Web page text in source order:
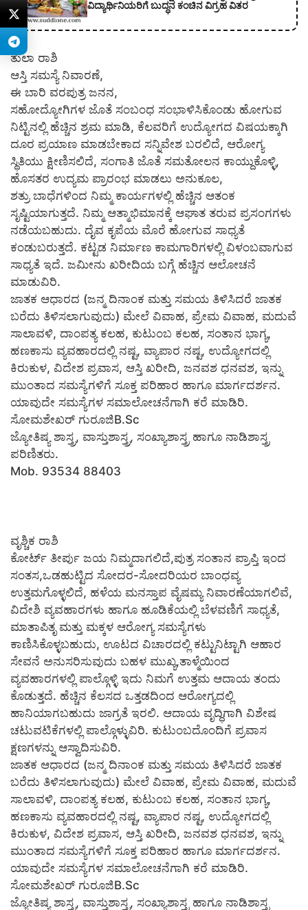
ವಿದ್ಯಾರ್ಥಿನಿಯರಿಗೆ ಬುದ್ಧನ ಕಂಚಿನ ವಿಗ್ರಹ ವಿತರ
ತುಲಾ ರಾಶಿ
ಆಸ್ತಿ ಸಮಸ್ಯೆ ನಿವಾರಣೆ,
ಈ ಬಾರಿ ವರಪುತ್ರ ಜನನ,
ಸಹೋದ್ಯೋಗಿಗಳ ಜೊತೆ ಸಂಬಂಧ ಸಂಭಾಳಿಸಿಕೊಂಡು ಹೋಗುವ
ನಿಟ್ಟಿನಲ್ಲಿ ಹೆಚ್ಚಿನ ಶ್ರಮ ಮಾಡಿ, ಕೆಲವರಿಗೆ ಉದ್ಯೋಗದ ವಿಷಯಕ್ಕಾಗಿ
ದೂರ ಪ್ರಯಾಣ ಮಾಡಬೇಕಾದ ಸನ್ನಿವೇಶ ಬರಲಿದೆ, ಆರೋಗ್ಯ
ಸ್ಥಿತಿಯು ಕ್ಷೀಣಿಸಲಿದೆ, ಸಂಗಾತಿ ಜೊತೆ ಸಮತೋಲನ ಕಾಯ್ದುಕೊಳ್ಳಿ,
ಹೊಸತರ ಉದ್ಯಮ ಪ್ರಾರಂಭ ಮಾಡಲು ಅನುಕೂಲ,
ಶತ್ರು ಬಾಧೆಗಳಿಂದ ನಿಮ್ಮ ಕಾರ್ಯಗಳಲ್ಲಿ ಹೆಚ್ಚಿನ ಆತಂಕ
ಸೃಷ್ಟಿಯಾಗುತ್ತದೆ. ನಿಮ್ಮ ಆತ್ಮಾಭಿಮಾನಕ್ಕೆ ಆಘಾತ ತರುವ ಪ್ರಸಂಗಗಳು
ನಡೆಯಬಹುದು. ದೈವ ಕೃಪೆಯ ಮೊರೆ ಹೋಗುವ ಸಾಧ್ಯತೆ
ಕಂಡುಬರುತ್ತದೆ. ಕಟ್ಟಡ ನಿರ್ಮಾಣ ಕಾಮಗಾರಿಗಳಲ್ಲಿ ವಿಳಂಬವಾಗುವ
ಸಾಧ್ಯತೆ ಇದೆ. ಜಮೀನು ಖರೀದಿಯ ಬಗ್ಗೆ ಹೆಚ್ಚಿನ ಆಲೋಚನೆ
ಮಾಡುವಿರಿ.
ಜಾತಕ ಆಧಾರದ (ಜನ್ಮ ದಿನಾಂಕ ಮತ್ತು ಸಮಯ ತಿಳಿಸಿದರೆ ಜಾತಕ
ಬರೆದು ತಿಳಿಸಲಾಗುವುದು) ಮೇಲೆ ವಿವಾಹ, ಪ್ರೇಮ ವಿವಾಹ, ಮದುವೆ
ಸಾಲಾವಳಿ, ದಾಂಪತ್ಯ ಕಲಹ, ಕುಟುಂಬ ಕಲಹ, ಸಂತಾನ ಭಾಗ್ಯ,
ಹಣಕಾಸು ವ್ಯವಹಾರದಲ್ಲಿ ನಷ್ಟ, ವ್ಯಾಪಾರ ನಷ್ಟ, ಉದ್ಯೋಗದಲ್ಲಿ
ಕಿರುಕುಳ, ವಿದೇಶ ಪ್ರವಾಸ, ಆಸ್ತಿ ಖರೀದಿ, ಜನವಶ ಧನವಶ, ಇನ್ನು
ಮುಂತಾದ ಸಮಸ್ಯೆಗಳಿಗೆ ಸೂಕ್ತ ಪರಿಹಾರ ಹಾಗೂ ಮಾರ್ಗದರ್ಶನ.
ಯಾವುದೇ ಸಮಸ್ಯೆಗಳ ಸಮಾಲೋಚನೆಗಾಗಿ ಕರೆ ಮಾಡಿರಿ.
ಸೋಮಶೇಖರ್ ಗುರೂಜಿB.Sc
ಜ್ಯೋತಿಷ್ಯ ಶಾಸ್ತ್ರ, ವಾಸ್ತುಶಾಸ್ತ್ರ, ಸಂಖ್ಯಾಶಾಸ್ತ್ರ ಹಾಗೂ ನಾಡಿಶಾಸ್ತ್ರ
ಪರಿಣಿತರು.
Mob. 93534 88403
ವೃಶ್ಚಿಕ ರಾಶಿ
ಕೋರ್ಟ್ ತೀರ್ಪು ಜಯ ನಿಮ್ಮದಾಗಲಿದೆ,ಪುತ್ರ ಸಂತಾನ ಪ್ರಾಪ್ತಿ ಇಂದ
ಸಂತಸ,ಒಡಹುಟ್ಟಿದ ಸೋದರ-ಸೋದರಿಯರ ಬಾಂಧವ್ಯ
ಉತ್ತಮಗೊಳ್ಳಲಿದೆ, ಹಳೆಯ ಮನಸ್ತಾಪ ವೈಷಮ್ಯ ನಿವಾರಣೆಯಾಗಲಿವೆ,
ವಿದೇಶಿ ವ್ಯವಹಾರಗಳು ಹಾಗೂ ಹೂಡಿಕೆಯಲ್ಲಿ ಬೆಳವಣಿಗೆ ಸಾಧ್ಯತೆ,
ಮಾತಾಪಿತೃ ಮತ್ತು ಮಕ್ಕಳ ಆರೋಗ್ಯ ಸಮಸ್ಯೆಗಳು
ಕಾಣಿಸಿಕೊಳ್ಳಬಹುದು, ಊಟದ ವಿಚಾರದಲ್ಲಿ ಕಟ್ಟುನಿಟ್ಟಾಗಿ ಆಹಾರ
ಸೇವನೆ ಅನುಸರಿಸುವುದು ಬಹಳ ಮುಖ್ಯ,ತಾಳ್ಮೆಯಿಂದ
ವ್ಯವಹಾರಗಳಲ್ಲಿ ಪಾಲ್ಗೊಳ್ಳಿ ಇದು ನಿಮಗೆ ಉತ್ತಮ ಆದಾಯ ತಂದು
ಕೊಡುತ್ತದೆ. ಹೆಚ್ಚಿನ ಕೆಲಸದ ಒತ್ತಡದಿಂದ ಆರೋಗ್ಯದಲ್ಲಿ
ಹಾನಿಯಾಗಬಹುದು ಜಾಗ್ರತೆ ಇರಲಿ. ಆದಾಯ ವೃದ್ಧಿಗಾಗಿ ವಿಶೇಷ
ಚಟುವಟಿಕೆಗಳಲ್ಲಿ ಪಾಲ್ಗೊಳ್ಳುವಿರಿ. ಕುಟುಂಬದೊಂದಿಗೆ ಪ್ರವಾಸ
ಕ್ಷಣಗಳನ್ನು ಆಸ್ವಾದಿಸುವಿರಿ.
ಜಾತಕ ಆಧಾರದ (ಜನ್ಮ ದಿನಾಂಕ ಮತ್ತು ಸಮಯ ತಿಳಿಸಿದರೆ ಜಾತಕ
ಬರೆದು ತಿಳಿಸಲಾಗುವುದು) ಮೇಲೆ ವಿವಾಹ, ಪ್ರೇಮ ವಿವಾಹ, ಮದುವೆ
ಸಾಲಾವಳಿ, ದಾಂಪತ್ಯ ಕಲಹ, ಕುಟುಂಬ ಕಲಹ, ಸಂತಾನ ಭಾಗ್ಯ,
ಹಣಕಾಸು ವ್ಯವಹಾರದಲ್ಲಿ ನಷ್ಟ, ವ್ಯಾಪಾರ ನಷ್ಟ, ಉದ್ಯೋಗದಲ್ಲಿ
ಕಿರುಕುಳ, ವಿದೇಶ ಪ್ರವಾಸ, ಆಸ್ತಿ ಖರೀದಿ, ಜನವಶ ಧನವಶ, ಇನ್ನು
ಮುಂತಾದ ಸಮಸ್ಯೆಗಳಿಗೆ ಸೂಕ್ತ ಪರಿಹಾರ ಹಾಗೂ ಮಾರ್ಗದರ್ಶನ.
ಯಾವುದೇ ಸಮಸ್ಯೆಗಳ ಸಮಾಲೋಚನೆಗಾಗಿ ಕರೆ ಮಾಡಿರಿ.
ಸೋಮಶೇಖರ್ ಗುರೂಜಿB.Sc
ಜ್ಯೋತಿಷ್ಯ ಶಾಸ್ತ್ರ, ವಾಸ್ತುಶಾಸ್ತ್ರ, ಸಂಖ್ಯಾಶಾಸ್ತ್ರ ಹಾಗೂ ನಾಡಿಶಾಸ್ತ್ರ